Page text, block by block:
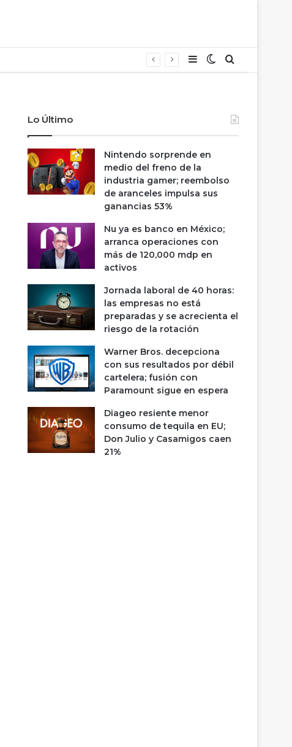
Barra lateral
Switch skin
Buscar
Lo Último
Nintendo sorprende en
medio del freno de la
industria gamer; reembolso
de aranceles impulsa sus
ganancias 53%
Nu ya es banco en México;
arranca operaciones con
más de 120,000 mdp en
activos
Jornada laboral de 40 horas:
las empresas no está
preparadas y se acrecienta el
riesgo de la rotación
Warner Bros. decepciona
con sus resultados por débil
cartelera; fusión con
Paramount sigue en espera
Diageo resiente menor
consumo de tequila en EU;
Don Julio y Casamigos caen
21%